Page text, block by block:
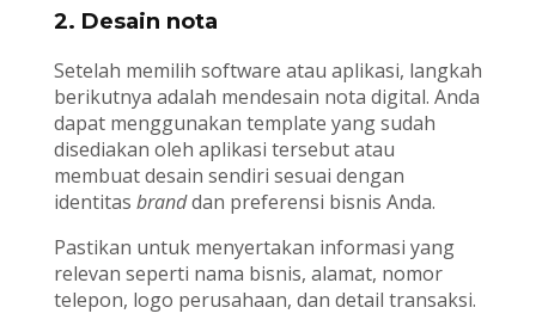
2. Desain nota
Setelah memilih software atau aplikasi, langkah
berikutnya adalah mendesain nota digital. Anda
dapat menggunakan template yang sudah
disediakan oleh aplikasi tersebut atau
membuat desain sendiri sesuai dengan
identitas branddan preferensi bisnis Anda.
Pastikan untuk menyertakan informasi yang
relevan seperti nama bisnis, alamat, nomor
telepon, logo perusahaan, dan detail transaksi.